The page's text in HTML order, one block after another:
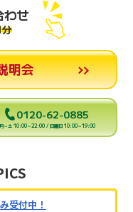
わせ
明会
0120-62-0885
月～土 10:00～22:00 / 日曜日 10:00～19:00
受付中！